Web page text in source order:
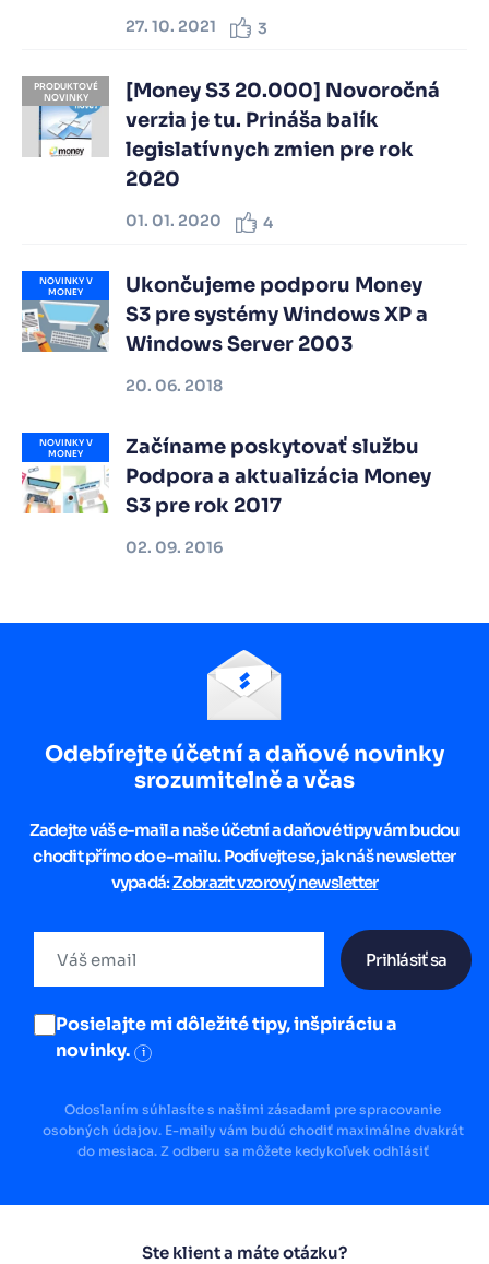
27. 10. 2021 3
PRODUKTOVÉ
NOVINKY
[Money S3 20.000] Novoročná
verzia je tu. Prináša balík
legislatívnych zmien pre rok
2020
01. 01. 2020 4
NOVINKY V
MONEY
Ukončujeme podporu Money
S3 pre systémy Windows XP a
Windows Server 2003
20. 06. 2018
NOVINKY V
MONEY
Začíname poskytovať službu
Podpora a aktualizácia Money
S3 pre rok 2017
02. 09. 2016
Odebírejte účetní a daňové novinky
srozumitelně a včas
Zadejte váš e-mail a naše účetní a daňové tipy vám budou
chodit přímo do e-mailu. Podívejte se, jak náš newsletter
vypadá:Zobrazit vzorový newsletter
Prihlásiť sa
Posielajte mi dôležité tipy, inšpiráciu a
novinky.
i
Odoslaním súhlasíte s našimi zásadami pre spracovanie
osobných údajov. E-maily vám budú chodiť maximálne dvakrát
do mesiaca. Z odberu sa môžete kedykoľvek odhlásiť
Ste klient a máte otázku?